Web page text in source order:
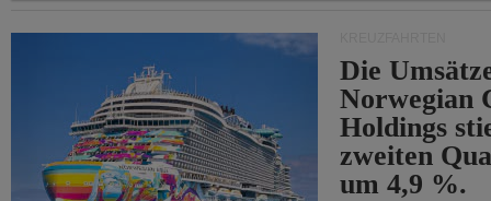
Die
Norwegian
Holdings
zweiten
um 4,9 %.